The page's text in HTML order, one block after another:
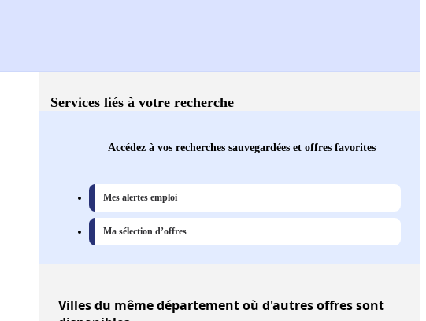
Services liés à votre recherche
Accédez à vos recherches sauvegardées et offres favorites
Mes alertes emploi
Ma sélection d’offres
Villesdu même département où d'autres offres sont